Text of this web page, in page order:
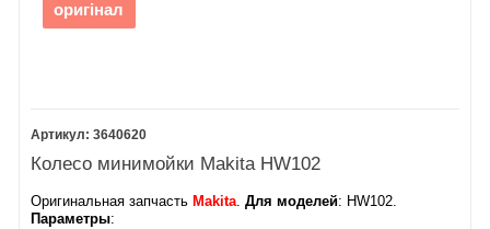
оригінал
3640620
Колесо минимойки Makita HW102
Оригинальная запчасть Makita.Для моделей: HW102.
Параметры: